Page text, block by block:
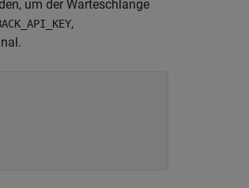
um der Warteschlange
,